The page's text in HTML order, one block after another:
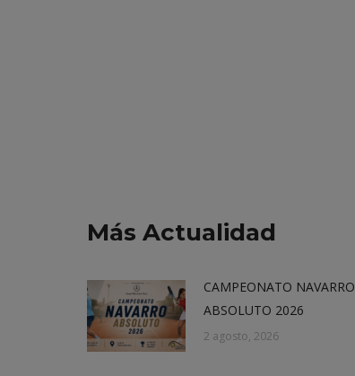
Más Actualidad
CAMPEONATO NAVARRO
ABSOLUTO 2026
2 agosto, 2026